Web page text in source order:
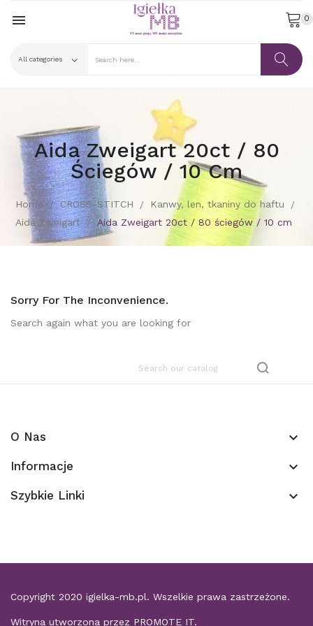
 0
Aida Zweigart 20ct / 80
Ściegów / 10 Cm
Home CROSS-STITCH
Kanwy, len, tkaniny do haftu
Aida Zweigart
Aida Zweigart 20ct / 80 ściegów / 10 cm
Sorry For The Inconvenience.
Search again what you are looking for
O Nas keyboard_arrow_down
Informacje keyboard_arrow_down
Szybkie Linki keyboard_arrow_down
Copyright 2020 igielka-mb.pl. Wszelkie prawa zastrzeżone.
Witryna utworzona przez PROMOTE IT.